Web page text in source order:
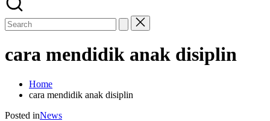
cara mendidik anak disiplin
Home
cara mendidik anak disiplin
Posted inNews